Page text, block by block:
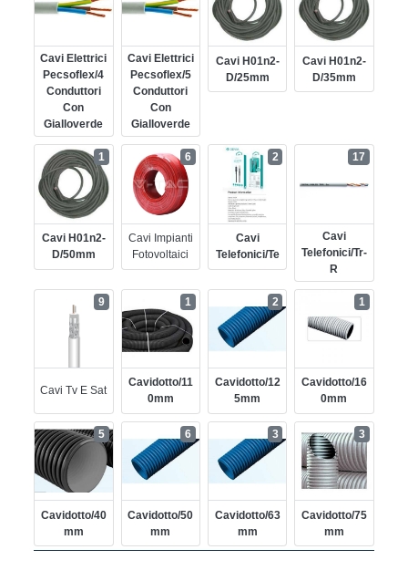
Cavi Elettrici
Pecsoflex/4
Conduttori
Con
Gialloverde
Cavi Elettrici
Pecsoflex/5
Conduttori
Con
Gialloverde
Cavi H01n2-
D/25mm
Cavi H01n2-
D/35mm
Cavi H01n2-
D/50mm
1
Cavi Impianti
Fotovoltaici
6
Cavi
Telefonici/te
2
Cavi
Telefonici/tr-
R
17
Cavi Tv E Sat
9
Cavidotto/11
0mm
1
Cavidotto/12
5mm
2
Cavidotto/16
0mm
1
Cavidotto/40
Mm
5
Cavidotto/50
Mm
6
Cavidotto/63
Mm
3
Cavidotto/75
Mm
3